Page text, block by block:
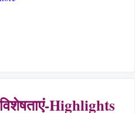
Highlights